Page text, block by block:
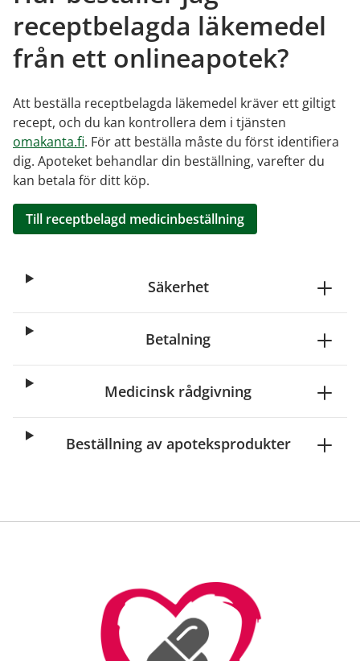
receptbelagda läkemedel
från ett onlineapotek?
Att beställa receptbelagda läkemedel kräver ett giltigt
recept, och du kan kontrollera dem i tjänsten
omakanta.fi. För att beställa måste du först identifiera
dig. Apoteket behandlar din beställning, varefter du
kan betala för ditt köp.
Till receptbelagd medicinbeställning
Säkerhet
Betalning
Medicinsk rådgivning
Beställning av apoteksprodukter